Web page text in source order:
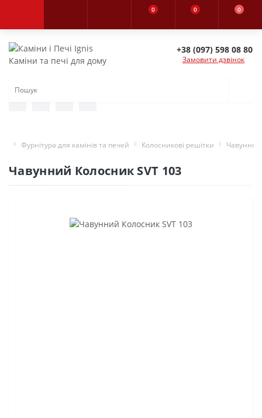
0 0 0
Каміни та печі для дому
+38 (097) 598 08 80
Замовити дзвінок
Фурнітура для камінів та печей Колосникові решітки Чавунний
Чавунний Колосник SVT 103